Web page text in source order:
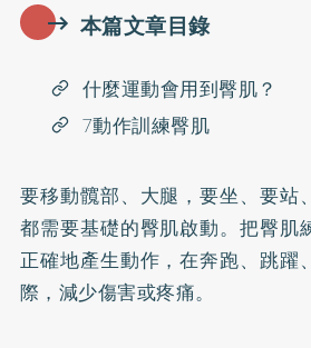
本篇文章目錄
什麼運動會用到臀肌？
7動作訓練臀肌
要移動髖部、大腿，要坐、要站
都需要基礎的臀肌啟動。把臀肌
正確地產生動作，在奔跑、跳躍
際，減少傷害或疼痛。